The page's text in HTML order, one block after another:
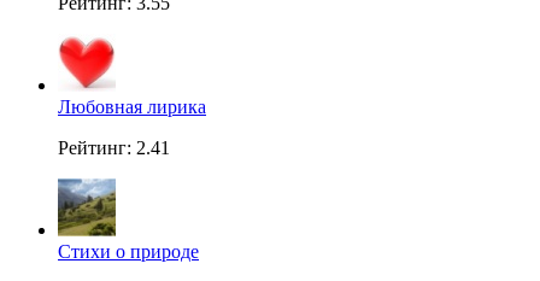
Любовная лирика
Рейтинг: 2.41
Стихи о природе